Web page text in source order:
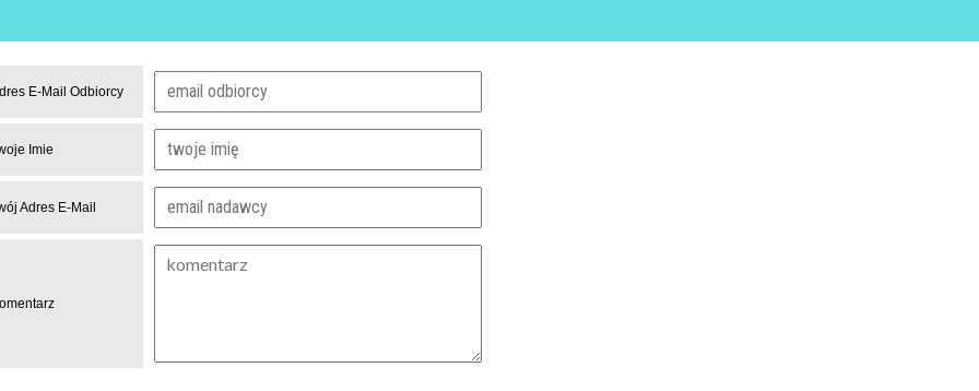
E-Mail Odbiorcy
Imie
Adres E-Mail